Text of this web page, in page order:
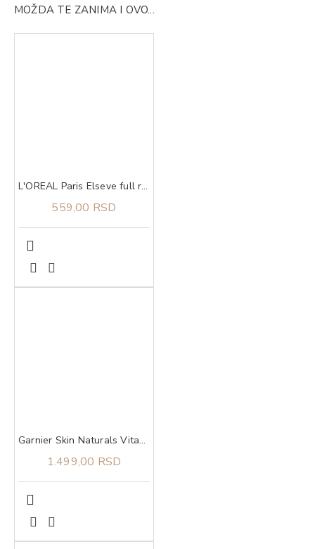
MOŽDA TE ZANIMA I OVO...
L'OREAL Paris Elseve full resist regenerator 200 ml
559,00 RSD
Garnier Skin Naturals Vitamin C 2u1 serum-krema 50 ml
1.499,00 RSD